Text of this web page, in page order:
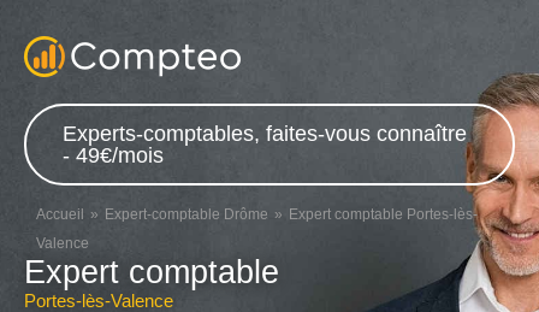
Experts-comptables, faites-vous connaître
- 49€/mois
Accueil Expert-comptable Drôme
Expert comptable Portes-lès-
Valence
Expert comptable
Portes-lès-Valence